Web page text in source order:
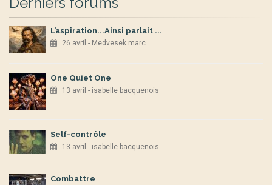
L’aspiration...Ainsi parlait ...
26 avril - Medvesek marc
One Quiet One
13 avril - isabelle bacquenois
Self-contrôle
13 avril - isabelle bacquenois
Combattre